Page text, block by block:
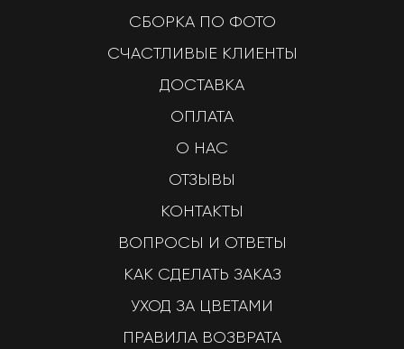
СБОРКА ПО ФОТО
СЧАСТЛИВЫЕ КЛИЕНТЫ
ДОСТАВКА
ОПЛАТА
О НАС
ОТЗЫВЫ
КОНТАКТЫ
ВОПРОСЫ И ОТВЕТЫ
КАК СДЕЛАТЬ ЗАКАЗ
УХОД ЗА ЦВЕТАМИ
ПРАВИЛА ВОЗВРАТА